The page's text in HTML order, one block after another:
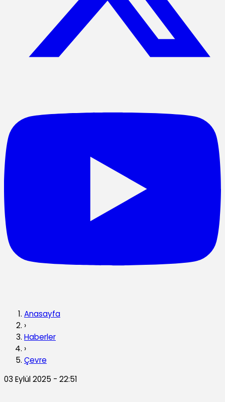
Anasayfa
›
Haberler
›
Çevre
03 Eylül 2025 - 22:51